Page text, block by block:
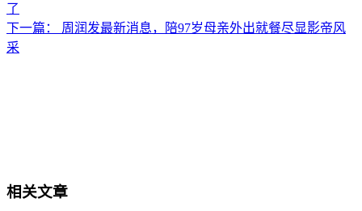
了
下一篇：
周润发最新消息，陪97岁母亲外出就餐尽显影帝风
采
相关文章